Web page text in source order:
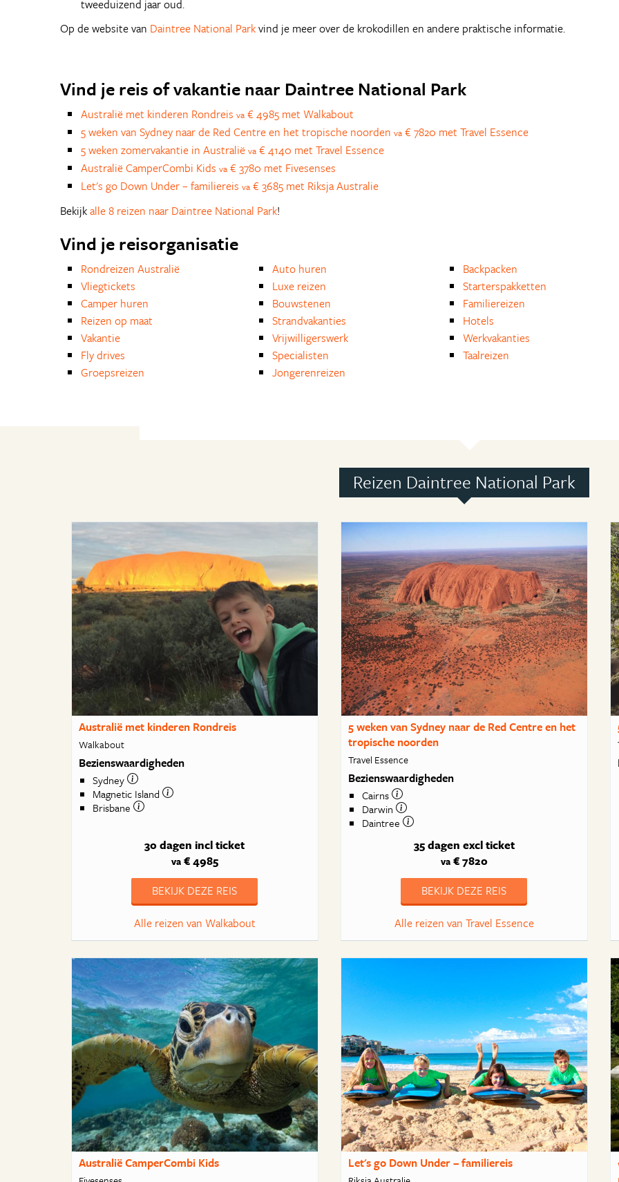
tweeduizend jaar oud.
Op de website van Daintree National Parkvind je meer over de krokodillen en andere praktische informatie.
Vind je reis of vakantie naar Daintree National Park
Australië met kinderen Rondreis va € 4985 met Walkabout
5 weken van Sydney naar de Red Centre en het tropische noorden va € 7820 met Travel Essence
5 weken zomervakantie in Australië va € 4140 met Travel Essence
Australië CamperCombi Kids va € 3780 met Fivesenses
Let's go Down Under – familiereis va € 3685 met Riksja Australie
Bekijkalle 8 reizen naar Daintree National Park!
Vind je reisorganisatie
Rondreizen Australië
Vliegtickets
Camper huren
Reizen op maat
Vakantie
Fly drives
Groepsreizen
Auto huren
Luxe reizen
Bouwstenen
Strandvakanties
Vrijwilligerswerk
Specialisten
Jongerenreizen
Backpacken
Starterspakketten
Familiereizen
Hotels
Werkvakanties
Taalreizen
Reizen Daintree National Park
Australië met kinderen Rondreis
Walkabout
Bezienswaardigheden
Sydney
Magnetic Island
Brisbane
30 dagen incl ticket
va€ 4985
BEKIJK DEZE REIS
Alle reizen van Walkabout
5 weken van Sydney naar de Red Centre en het
tropische noorden
Travel Essence
Bezienswaardigheden
Cairns
Darwin
Daintree
35 dagen excl ticket
va€ 7820
BEKIJK DEZE REIS
Alle reizen van Travel Essence
Australië CamperCombi Kids Let's go Down Under – familiereis